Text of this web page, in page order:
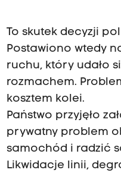
To skutek decyzji
Postawiono wtedy
ruchu, który udało
rozmachem.
kosztem kolei.
Państwo przyjęło
prywatny problem
samochód i radzić
Likwidacje linii,